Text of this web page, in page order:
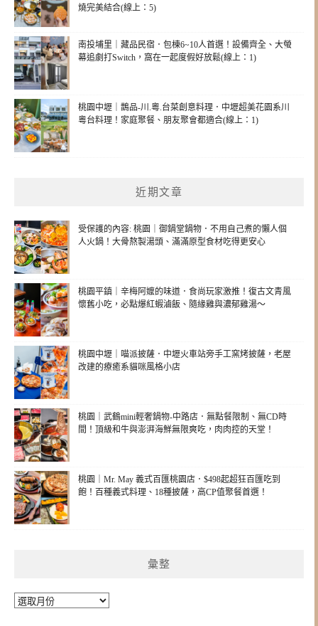
燒完美結合(線上：5)
南投埔里｜藏品民宿．包棟6~10人首選！設備齊全、大螢
幕追劇打Switch，窩在一起度假好放鬆(線上：1)
桃園中壢｜鵲品-川.粵.台菜創意料理．中壢超美花園系川
粵台料理！家庭聚餐、朋友聚會都適合(線上：1)
近期文章
受保護的內容: 桃園｜御鍋堂鍋物．不用自己煮的懶人個
人火鍋！大骨熬製湯頭、滿滿原型食材吃得更安心
桃園平鎮｜辛梅阿嬤的味道．食尚玩家激推！復古文青風
懷舊小吃，必點爆紅蝦滷飯、隨緣雞與濃郁雞湯～
桃園中壢｜喵派披薩．中壢火車站旁手工窯烤披薩，老屋
改建的療癒系貓咪風格小店
桃園｜武鶴mini輕奢鍋物-中路店．無點餐限制、無CD時
間！頂級和牛與澎湃海鮮無限爽吃，肉肉控的天堂！
桃園｜Mr. May 義式百匯桃園店．$498起超狂百匯吃到
飽！百種義式料理、18種披薩，高CP值聚餐首選！
彙整
彙